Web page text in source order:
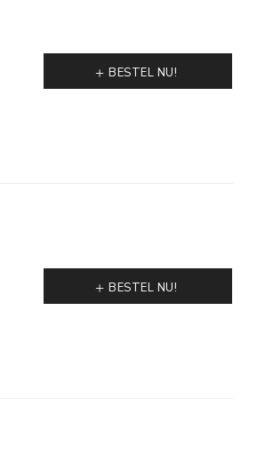
BESTEL NU!
BESTEL NU!